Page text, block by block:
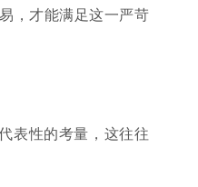
，才能满足这一严苛
表性的考量，这往往